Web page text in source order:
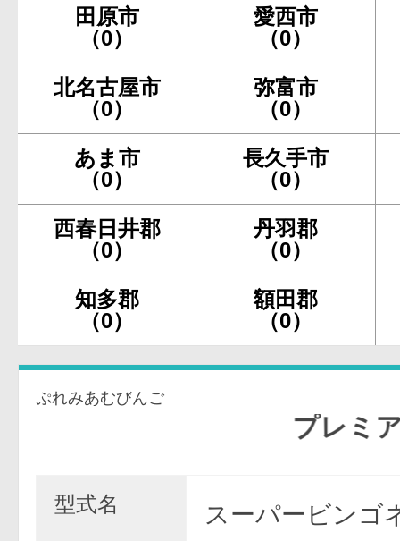
田原市
（0）
愛西市
（0）
北名古屋市
（0）
弥富市
（0）
あま市
（0）
長久手市
（0）
西春日井郡
（0）
丹羽郡
（0）
知多郡
（0）
額田郡
（0）
ぷれみあむびんご
プレミアム
型式名 スーパービンゴ